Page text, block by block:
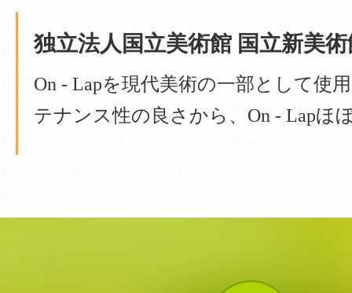
独立法人国立美術館 国立新美
On - Lapを現代美術の一部として使
テナンス性の良さから、On - Lapほ